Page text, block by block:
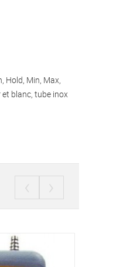
Hold, Min, Max,
blanc, tube inox
‹ ›